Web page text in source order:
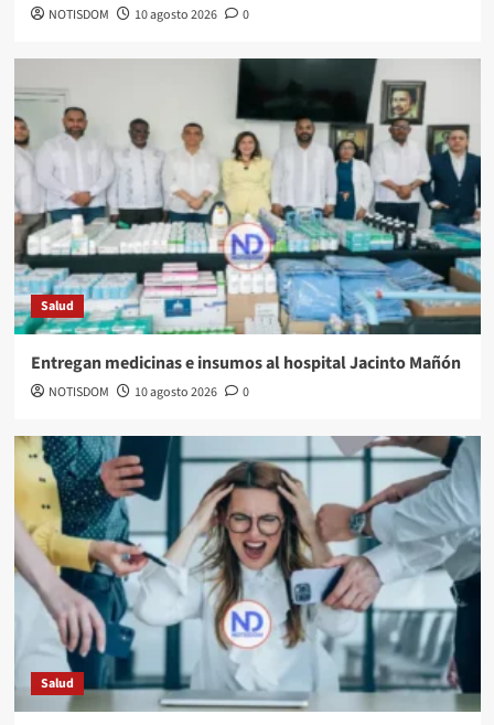
NOTISDOM 10 agosto 2026 0
Salud
Entregan medicinas e insumos al hospital Jacinto Mañón
NOTISDOM 10 agosto 2026 0
Salud